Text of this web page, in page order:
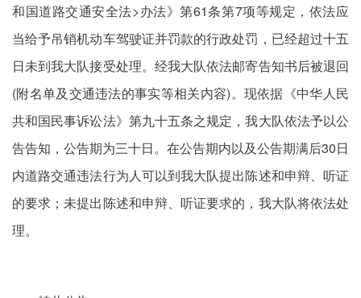
和国道路交通安全法>办法》第61条第7项等规定，依法应
当给予吊销机动车驾驶证并罚款的行政处罚，已经超过十五
日未到我大队接受处理。经我大队依法邮寄告知书后被退回
(附名单及交通违法的事实等相关内容)。现依据《中华人民
共和国民事诉讼法》第九十五条之规定，我大队依法予以公
告告知，公告期为三十日。在公告期内以及公告期满后30日
内道路交通违法行为人可以到我大队提出陈述和申辩、听证
的要求；未提出陈述和申辩、听证要求的，我大队将依法处
理。